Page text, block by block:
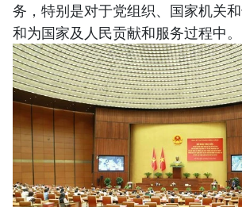
务，特别是对于党组织、国家机关
和为国家及人民贡献和服务过程中。